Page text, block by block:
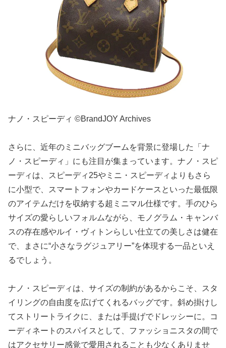
ナノ・スピーディ ©BrandJOY Archives
さらに、近年のミニバッグブームを背景に登場した「ナ
ノ・スピーディ」にも注目が集まっています。ナノ・スピ
ーディは、スピーディ25やミニ・スピーディよりもさら
に小型で、スマートフォンやカードケースといった最低限
のアイテムだけを収納する超ミニマル仕様です。手のひら
サイズの愛らしいフォルムながら、モノグラム・キャンバ
スの存在感やルイ・ヴィトンらしい仕立ての美しさは健在
で、まさに“小さなラグジュアリー”を体現する一品といえ
るでしょう。
ナノ・スピーディは、サイズの制約があるからこそ、スタ
イリングの自由度を広げてくれるバッグです。斜め掛けし
てストリートライクに、または手提げでドレッシーに。コ
ーディネートのスパイスとして、ファッショニスタの間で
はアクセサリー感覚で愛用されることも少なくありませ